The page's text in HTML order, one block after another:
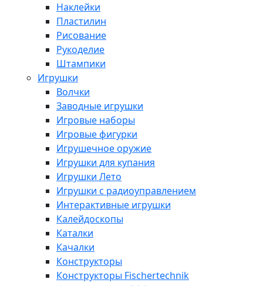
Наклейки
Пластилин
Рисование
Рукоделие
Штампики
Игрушки
Волчки
Заводные игрушки
Игровые наборы
Игровые фигурки
Игрушечное оружие
Игрушки для купания
Игрушки Лето
Игрушки с радиоуправлением
Интерактивные игрушки
Калейдоскопы
Каталки
Качалки
Конструкторы
Конструкторы Fisсhertechnik